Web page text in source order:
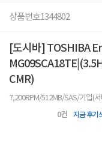
상품번호1344802
[도시바] TOSHIBA
CMR)
7,200RPM/512MB/SAS/기업(
0건 지금 후기